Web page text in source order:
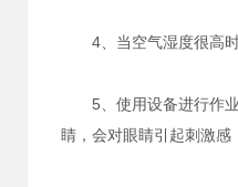
4、当空气湿度很高时
5、使用设备进行作业
睛，会对眼睛引起刺激